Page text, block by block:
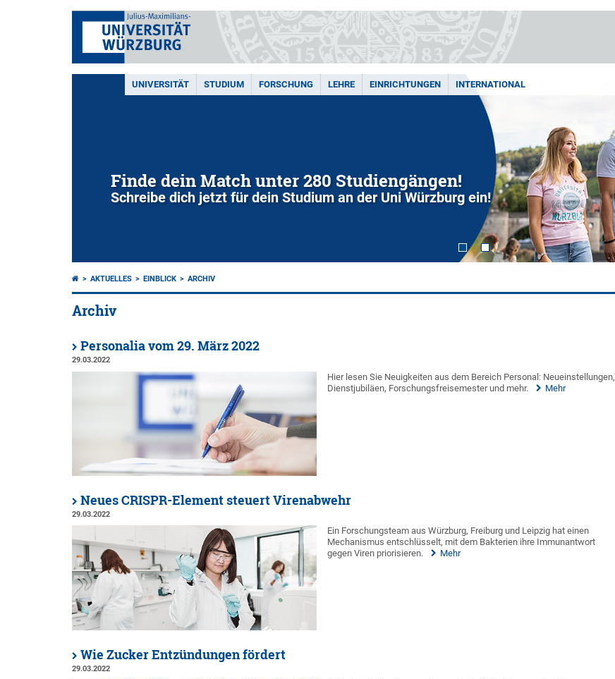
UNIVERSITÄT STUDIUM FORSCHUNG LEHRE EINRICHTUNGEN INTERNATIONAL
Finde dein Match unter 280 Studiengängen!
Schreibe dich jetzt für dein Studium an der Uni Würzburg ein!
AKTUELLES EINBLICK ARCHIV
Archiv
Personalia vom 29. März 2022
29.03.2022
Hier lesen Sie Neuigkeiten aus dem Bereich Personal: Neueinstellungen,
Dienstjubiläen, Forschungsfreisemester und mehr.
Mehr
Neues CRISPR-Element steuert Virenabwehr
29.03.2022
Ein Forschungsteam aus Würzburg, Freiburg und Leipzig hat einen
Mechanismus entschlüsselt, mit dem Bakterien ihre Immunantwort
gegen Viren priorisieren.
Mehr
Wie Zucker Entzündungen fördert
29.03.2022